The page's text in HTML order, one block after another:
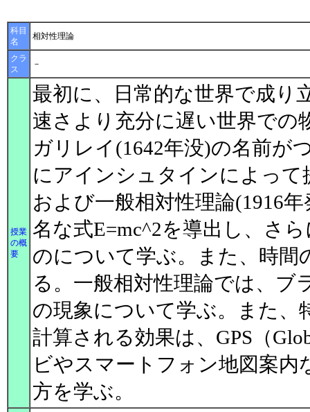
科目
名
相対性理論
クラ
ス
－
授業
の概
要
最初に、日常的な世界で成り
速さより充分に遅い世界での
ガリレイ(1642年没)の名前が
にアインシュタインによって
および一般相対性理論(1916
名な式E=mc^2を導出し、さ
のについて学ぶ。また、時
る。一般相対性理論では、
の現象について学ぶ。また、
計算される効果は、GPS（
ビやスマートフォン地図案
方を学ぶ。